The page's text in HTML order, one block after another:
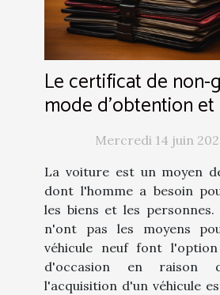
Le certificat de non-
mode d'obtention
Mercredi 14 juin
La voiture est un moyen
dont l'homme a besoin
les biens et les personnes.
n'ont pas les moyens
véhicule neuf font l'option
d'occasion en raison
l'acquisition d'un véhicule